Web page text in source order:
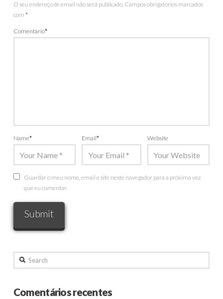
O seu endereço de email não será publicado. Campos obrigatórios marcados
com *
Comentário*
Name* Email* Website
Guardar o meu nome, email e site neste navegador para a próxima vez
que eu comentar.
Search
Comentários recentes